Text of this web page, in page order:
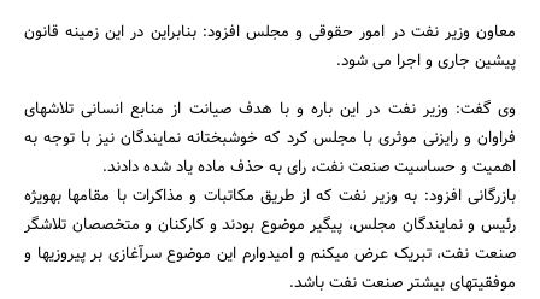
جستجو
معاون وزیر نفت در امور حقوقی و مجلس افزود: بنابراین در این زمینه قانون
پیشین جاری و اجرا می شود.
وی گفت: وزیر نفت در این باره و با هدف صیانت از منابع انسانی تلاش‎های
فراوان و رایزنی موثری با مجلس کرد که خوشبختانه نمایندگان نیز با توجه به
اهمیت و حساسیت صنعت نفت، رای به حذف ماده یاد شده دادند.
بازرگانی افزود: به وزیر نفت که از طریق مکاتبات و مذاکرات با مقام‎ها به‎ویژه
رئیس و نمایندگان مجلس، پیگیر موضوع بودند و کارکنان و متخصصان تلاشگر
صنعت نفت، تبریک عرض می‎کنم و امیدوارم این موضوع سرآغازی بر پیروزی‎ها و
موفقیت‎های بیشتر صنعت نفت باشد.